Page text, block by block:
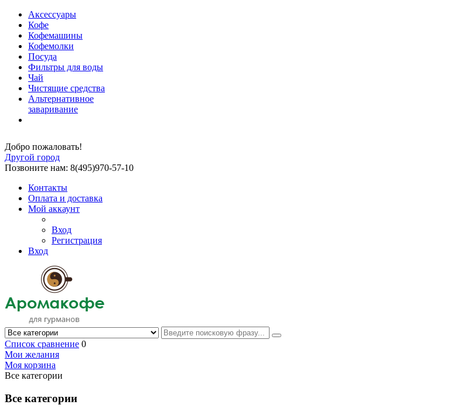
Аксессуары
Кофе
Кофемашины
Кофемолки
Посуда
Фильтры для воды
Чай
Чистящие средства
Альтернативное
заваривание
Добро пожаловать!
Другой город
Позвоните нам: 8(495)970-57-10
Контакты
Оплата и доставка
Мой аккаунт
Вход
Регистрация
Вход
Список сравнение 0
Мои желания
Моя корзина
Все категории
Все категории